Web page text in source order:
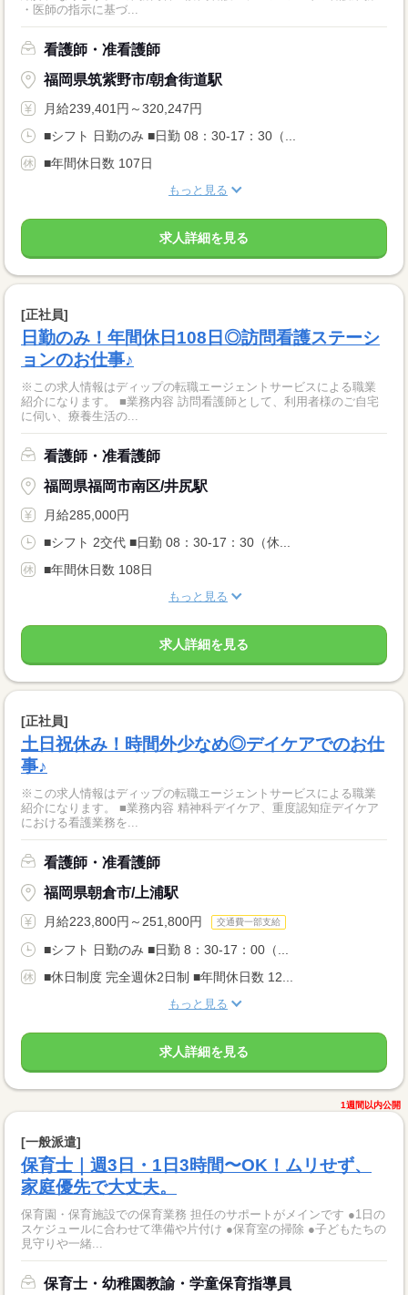
・医師の指示に基づ...
看護師・准看護師
福岡県筑紫野市/朝倉街道駅
月給239,401円～320,247円
■シフト 日勤のみ ■日勤 08：30-17：30（...
■年間休日数 107日
もっと見る
求人詳細を見る
[正社員]
日勤のみ！年間休日108日◎訪問看護ステーシ
ョンのお仕事♪
※この求人情報はディップの転職エージェントサービスによる職業
紹介になります。 ■業務内容 訪問看護師として、利用者様のご自宅
に伺い、療養生活の...
看護師・准看護師
福岡県福岡市南区/井尻駅
月給285,000円
■シフト 2交代 ■日勤 08：30-17：30（休...
■年間休日数 108日
もっと見る
求人詳細を見る
[正社員]
土日祝休み！時間外少なめ◎デイケアでのお仕
事♪
※この求人情報はディップの転職エージェントサービスによる職業
紹介になります。 ■業務内容 精神科デイケア、重度認知症デイケア
における看護業務を...
看護師・准看護師
福岡県朝倉市/上浦駅
月給223,800円～251,800円 交通費一部支給
■シフト 日勤のみ ■日勤 8：30-17：00（...
■休日制度 完全週休2日制 ■年間休日数 12...
もっと見る
求人詳細を見る
1週間以内公開
[一般派遣]
保育士｜週3日・1日3時間〜OK！ムリせず、
家庭優先で大丈夫。
保育園・保育施設での保育業務 担任のサポートがメインです ●1日の
スケジュールに合わせて準備や片付け ●保育室の掃除 ●子どもたちの
見守りや一緒...
保育士・幼稚園教諭・学童保育指導員